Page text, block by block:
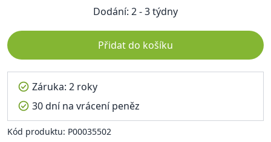
Dodání: 2 - 3 týdny
Přidat do košíku
Záruka: 2 roky
30 dní na vrácení peněz
Kód produktu: P00035502